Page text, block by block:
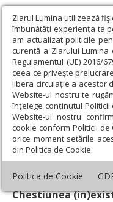
Ziarul Lumina utilizează
îmbunătăți experiența ta
am actualizat politicile
curentă a Ziarului
Regulamentul (UE) 2016/
ceea ce privește
libera circulație a acestor
Website-ul nostru te
înțelege conținutul
Website-ul nostru
cookie conform Politicii
orice moment setările
din Politica de Cookie.
Politica de Cookie
Ziarul Lumina › Opinii ›
liber?
Cine este cu
Un articol de:Ionuţ
Chestiunea